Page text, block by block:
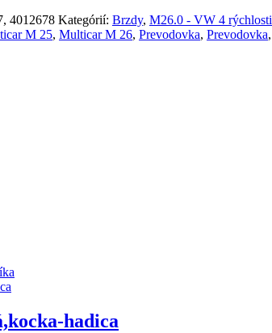
4012678 Kategórií: Brzdy, M26.0 - VW 4 rýchlosti
M 25, Multicar M 26, Prevodovka, Prevodovka,
hadica